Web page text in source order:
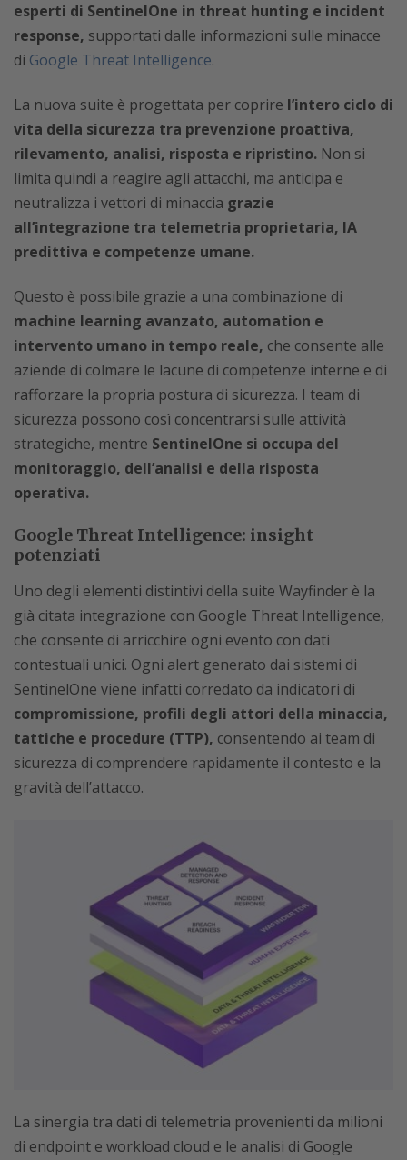
esperti di SentinelOne in threat hunting e incident
response, supportati dalle informazioni sulle minacce
di Google Threat Intelligence.
La nuova suite è progettata per coprire l’intero ciclo di
vita della sicurezza tra prevenzione proattiva,
rilevamento, analisi, risposta e ripristino. Non si
limita quindi a reagire agli attacchi, ma anticipa e
neutralizza i vettori di minaccia grazie
all’integrazione tra telemetria proprietaria, IA
predittiva e competenze umane.
Questo è possibile grazie a una combinazione di
machine learning avanzato, automation e
intervento umano in tempo reale, che consente alle
aziende di colmare le lacune di competenze interne e di
rafforzare la propria postura di sicurezza. I team di
sicurezza possono così concentrarsi sulle attività
strategiche, mentre SentinelOne si occupa del
monitoraggio, dell’analisi e della risposta
operativa.
Google Threat Intelligence: insight
potenziati
Uno degli elementi distintivi della suite Wayfinder è la
già citata integrazione con Google Threat Intelligence,
che consente di arricchire ogni evento con dati
contestuali unici. Ogni alert generato dai sistemi di
SentinelOne viene infatti corredato da indicatori di
compromissione, profili degli attori della minaccia,
tattiche e procedure (TTP), consentendo ai team di
sicurezza di comprendere rapidamente il contesto e la
gravità dell’attacco.
La sinergia tra dati di telemetria provenienti da milioni
di endpoint e workload cloud e le analisi di Google